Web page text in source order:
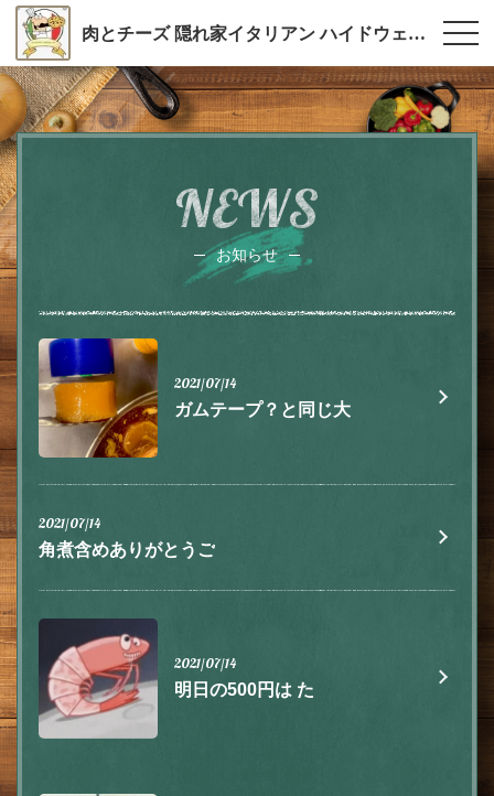
肉とチーズ 隠れ家イタリアン ハイドウェイダイニング555（ファイブ）川越
NEWS
お知らせ
2021/07/14
ガムテープ？と同じ大
2021/07/14
角煮含めありがとうご
2021/07/14
明日の500円は た